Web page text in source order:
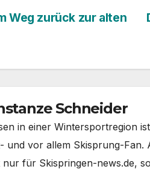
Weg zurück zur alten
Schneider
in einer Wintersportregion
und vor allem Skisprung-Fan.
nur für Skispringen-news.de,